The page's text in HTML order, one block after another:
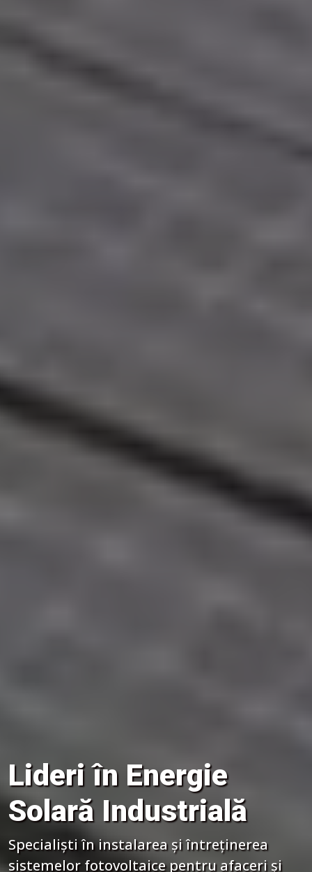
Lideri în Energie
Solară Industrială
Specialiști în instalarea și întreținerea
sistemelor fotovoltaice pentru afaceri și